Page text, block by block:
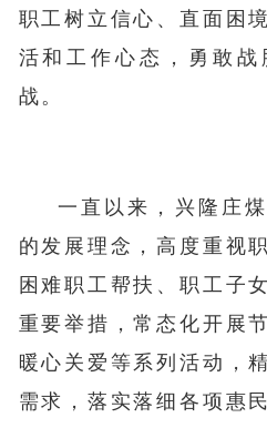
职工树立信心、直面困
活和工作心态，勇敢
战。
一直以来，兴隆庄
的发展理念，高度重视
困难职工帮扶、职工子
重要举措，常态化开展
暖心关爱等系列活动，
需求，落实落细各项惠